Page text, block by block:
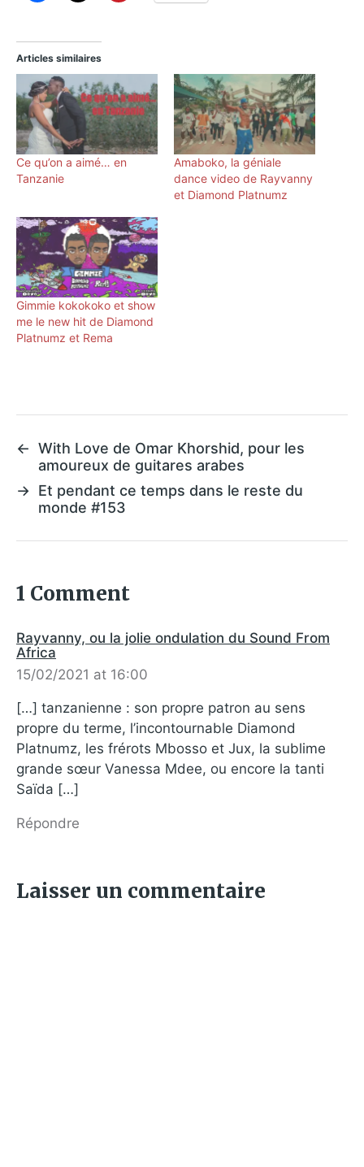
Articles similaires
Ce qu’on a aimé… en
Tanzanie
Amaboko, la géniale
dance video de Rayvanny
et Diamond Platnumz
Gimmie kokokoko et show
me le new hit de Diamond
Platnumz et Rema
← With Love de Omar Khorshid, pour les
amoureux de guitares arabes
→ Et pendant ce temps dans le reste du
monde #153
1 Comment
Rayvanny, ou la jolie ondulation du Sound From
Africa
15/02/2021 at 16:00
[…] tanzanienne : son propre patron au sens
propre du terme, l’incontournable Diamond
Platnumz, les frérots Mbosso et Jux, la sublime
grande sœur Vanessa Mdee, ou encore la tanti
Saïda […]
Répondre
Laisser un commentaire